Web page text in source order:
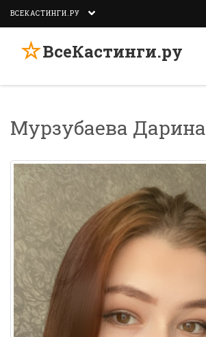
ВСЕКАСТИНГИ.РУ
☆ВсеКастинги.ру
Мурзубаева Дарина